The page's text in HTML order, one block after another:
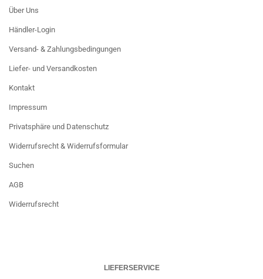
Über Uns
Händler-Login
Versand- & Zahlungsbedingungen
Liefer- und Versandkosten
Kontakt
Impressum
Privatsphäre und Datenschutz
Widerrufsrecht & Widerrufsformular
Suchen
AGB
Widerrufsrecht
LIEFERSERVICE